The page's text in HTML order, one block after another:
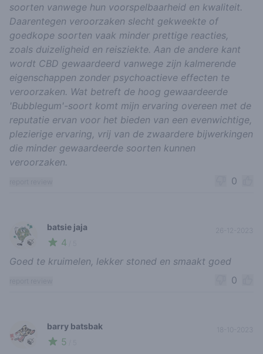
soorten vanwege hun voorspelbaarheid en kwaliteit.
Daarentegen veroorzaken slecht gekweekte of
goedkope soorten vaak minder prettige reacties,
zoals duizeligheid en reisziekte. Aan de andere kant
wordt CBD gewaardeerd vanwege zijn kalmerende
eigenschappen zonder psychoactieve effecten te
veroorzaken. Wat betreft de hoog gewaardeerde
'Bubblegum'-soort komt mijn ervaring overeen met de
reputatie ervan voor het bieden van een evenwichtige,
plezierige ervaring, vrij van de zwaardere bijwerkingen
die minder gewaardeerde soorten kunnen
veroorzaken.
0
🍃
batsie jaja
4
26-12-2023
Goed te kruimelen, lekker stoned en smaakt goed
0
🍃
barry batsbak
5
18-10-2023